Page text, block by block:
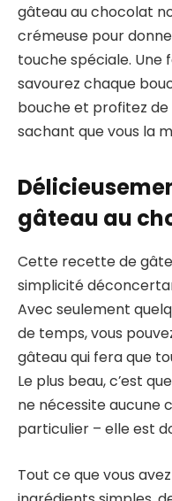
gâteau au chocolat
crémeuse pour
touche spéciale. Une
savourez chaque
bouche et profitez
sachant que vous la
gâteau au
Cette recette de
simplicité
Avec seulement
de temps, vous
gâteau qui fera que
Le plus beau, c’est
ne nécessite aucune
particulier – elle est
Tout ce que vous